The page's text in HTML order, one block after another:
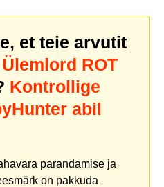
et teie arvutit
Ülemlord ROT
Kontrollige
abil
parandamise ja
on pakkuda